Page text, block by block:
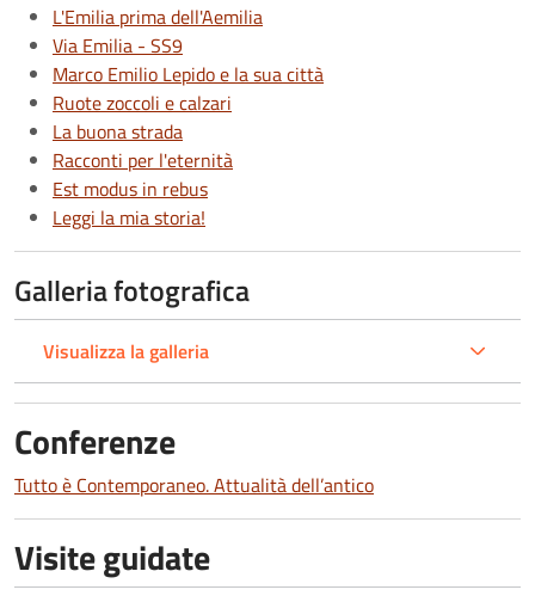
L'Emilia prima dell'Aemilia
Via Emilia - SS9
Marco Emilio Lepido e la sua città
Ruote zoccoli e calzari
La buona strada
Racconti per l'eternità
Est modus in rebus
Leggi la mia storia!
Galleria fotografica
Visualizza la galleria
Conferenze
Tutto è Contemporaneo. Attualità dell’antico
Visite guidate